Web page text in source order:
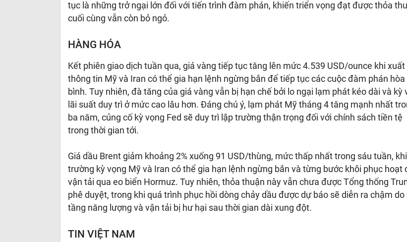
tục là những trở ngại lớn đối với tiến trình đàm phán, khiến triển vọng đạt được thỏa
cuối cùng vẫn còn bỏ ngỏ.
HÀNG HÓA
Kết phiên giao dịch tuần qua, giá vàng tiếp tục tăng lên mức 4.539 USD/ounce khi xuất
thông tin Mỹ và Iran có thể gia hạn lệnh ngừng bắn để tiếp tục các cuộc đàm phán hòa
bình. Tuy nhiên, đà tăng của giá vàng vẫn bị hạn chế bởi lo ngại lạm phát kéo dài và kỳ
lãi suất duy trì ở mức cao lâu hơn. Đáng chú ý, lạm phát Mỹ tháng 4 tăng mạnh nhất
ba năm, củng cố kỳ vọng Fed sẽ duy trì lập trường thận trọng đối với chính sách tiền tệ
trong thời gian tới.
Giá dầu Brent giảm khoảng 2% xuống 91 USD/thùng, mức thấp nhất trong sáu tuần,
trường kỳ vọng Mỹ và Iran có thể gia hạn lệnh ngừng bắn và từng bước khôi phục hoạt
vận tải qua eo biển Hormuz. Tuy nhiên, thỏa thuận này vẫn chưa được Tổng thống
phê duyệt, trong khi quá trình phục hồi dòng chảy dầu được dự báo sẽ diễn ra chậm do
tầng năng lượng và vận tải bị hư hại sau thời gian dài xung đột.
TIN VIỆT NAM